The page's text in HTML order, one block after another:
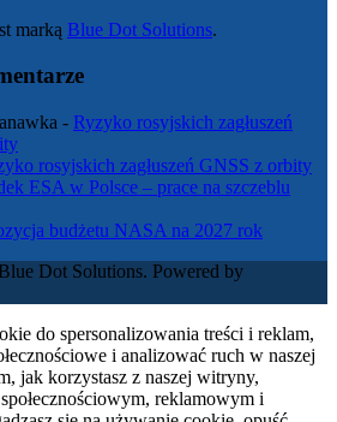
marką Blue Dot Solutions.
- Ryzyko rosyjskich zagłuszeń
rosyjskich zagłuszeń GNSS z orbity
ESA w Polsce – prace na szczeblu
budżetu NASA na 2027 rok
Dot Solutions. Powered by
do spersonalizowania treści i reklam,
i analizować ruch w naszej
jak korzystasz z naszej witryny,
reklamowym i